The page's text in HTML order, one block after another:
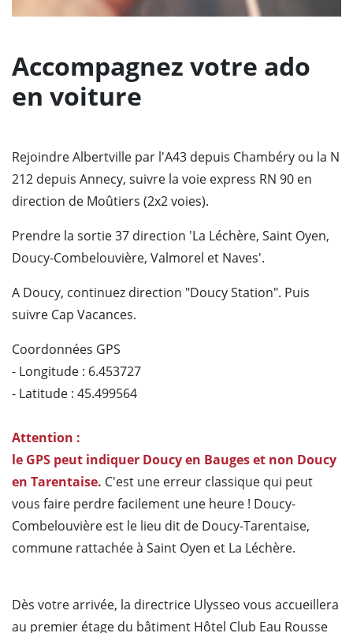
Accompagnez votre ado
en voiture
Rejoindre Albertville par l'A43 depuis Chambéry ou la N
212 depuis Annecy, suivre la voie express RN 90 en
direction de Moûtiers (2x2 voies).
Prendre la sortie 37 direction 'La Léchère, Saint Oyen,
Doucy-Combelouvière, Valmorel et Naves'.
A Doucy, continuez direction "Doucy Station". Puis
suivre Cap Vacances.
Coordonnées GPS
- Longitude : 6.453727
- Latitude : 45.499564
Attention :
le GPS peut indiquer Doucy en Bauges et non Doucy
en Tarentaise. C'est une erreur classique qui peut
vous faire perdre facilement une heure ! Doucy-
Combelouvière est le lieu dit de Doucy-Tarentaise,
commune rattachée à Saint Oyen et La Léchère.
Dès votre arrivée, la directrice Ulysseo vous accueillera
au premier étage du bâtiment Hôtel Club Eau Rousse